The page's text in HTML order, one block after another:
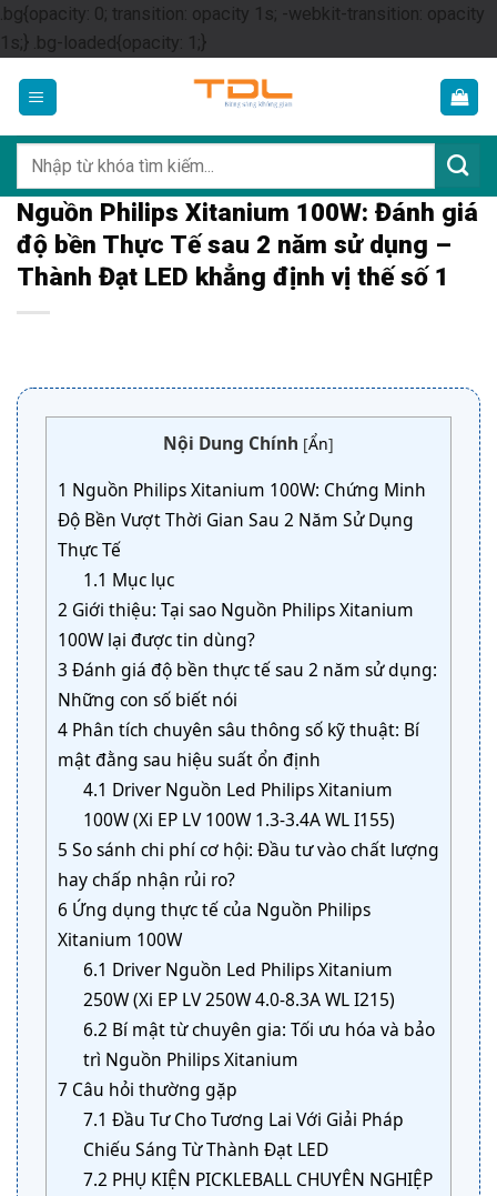
.bg{opacity: 0; transition: opacity 1s; -webkit-transition: opacity
1s;} .bg-loaded{opacity: 1;}Skip
content
kiếm:
Nguồn Philips Xitanium 100W: Đánh giá
độ bền Thực Tế sau 2 năm sử dụng –
Thành Đạt LED khẳng định vị thế số 1
Nội Dung Chính [Ẩn]
1 Nguồn Philips Xitanium 100W: Chứng Minh
Độ Bền Vượt Thời Gian Sau 2 Năm Sử Dụng
Thực Tế
1.1 Mục lục
2 Giới thiệu: Tại sao Nguồn Philips Xitanium
100W lại được tin dùng?
3 Đánh giá độ bền thực tế sau 2 năm sử dụng:
Những con số biết nói
4 Phân tích chuyên sâu thông số kỹ thuật: Bí
mật đằng sau hiệu suất ổn định
4.1 Driver Nguồn Led Philips Xitanium
100W (Xi EP LV 100W 1.3-3.4A WL I155)
5 So sánh chi phí cơ hội: Đầu tư vào chất lượng
hay chấp nhận rủi ro?
6 Ứng dụng thực tế của Nguồn Philips
Xitanium 100W
6.1 Driver Nguồn Led Philips Xitanium
250W (Xi EP LV 250W 4.0-8.3A WL I215)
6.2 Bí mật từ chuyên gia: Tối ưu hóa và bảo
trì Nguồn Philips Xitanium
7 Câu hỏi thường gặp
7.1 Đầu Tư Cho Tương Lai Với Giải Pháp
Chiếu Sáng Từ Thành Đạt LED
7.2 PHỤ KIỆN PICKLEBALL CHUYÊN NGHIỆP